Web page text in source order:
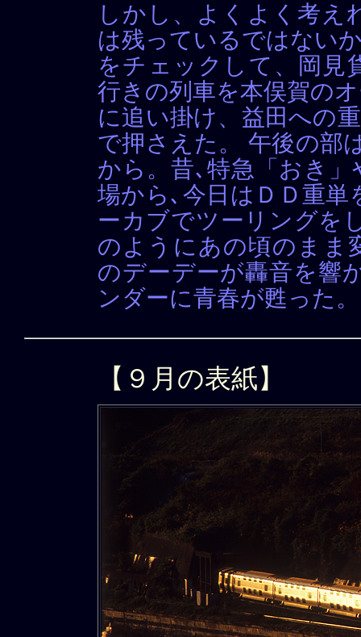
しかし、よくよく考え
は残っているではない
をチェックして、岡見
行きの列車を本俣賀の
に追い掛け、益田への
で押さえた。 午後の部
から。昔､特急「おき
場から､今日はＤＤ重単
ーカブでツーリングを
のようにあの頃のまま
のデーデーが轟音を響
ンダーに青春が甦った。
【９月の表紙】